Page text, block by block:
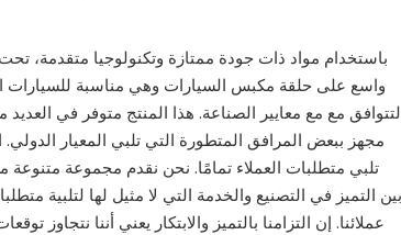
واسع على حلقة مكبس السيارات وهي مناسبة للسيارات
لتتوافق مع مع معايير الصناعة. هذا المنتج متوفر في
تلبي متطلبات العملاء تمامًا. نحن نقدم مجموعة متنوعة
عملائنا. إن التزامنا بالتميز والابتكار يعني أننا نتجاوز